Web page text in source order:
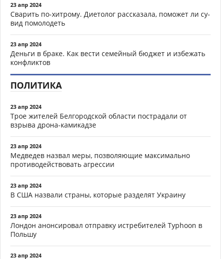
23 апр 2024
Сварить по-хитрому. Диетолог рассказала, поможет ли су-
вид помолодеть
23 апр 2024
Деньги в браке. Как вести семейный бюджет и избежать
конфликтов
ПОЛИТИКА
23 апр 2024
Трое жителей Белгородской области пострадали от
взрыва дрона-камикадзе
23 апр 2024
Медведев назвал меры, позволяющие максимально
противодействовать агрессии
23 апр 2024
В США назвали страны, которые разделят Украину
23 апр 2024
Лондон анонсировал отправку истребителей Typhoon в
Польшу
23 апр 2024